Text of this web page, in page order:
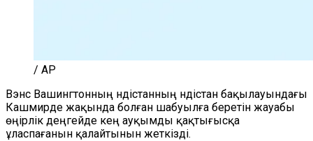
/ AP
Вэнс Вашингтонның Үндістанның Үндістан бақылауындағы
Кашмирде жақында болған шабуылға беретін жауабы
өңірлік деңгейде кең ауқымды қақтығысқа
ұласпағанын қалайтынын жеткізді.